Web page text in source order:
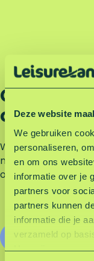
Deze website
We gebruiken
personaliseren,
en om ons
informatie over je
partners voor
partners kunnen
informatie die je
verzameld op
Groot
Wil je een groot
muziekfestival of
onze
Bekijk de